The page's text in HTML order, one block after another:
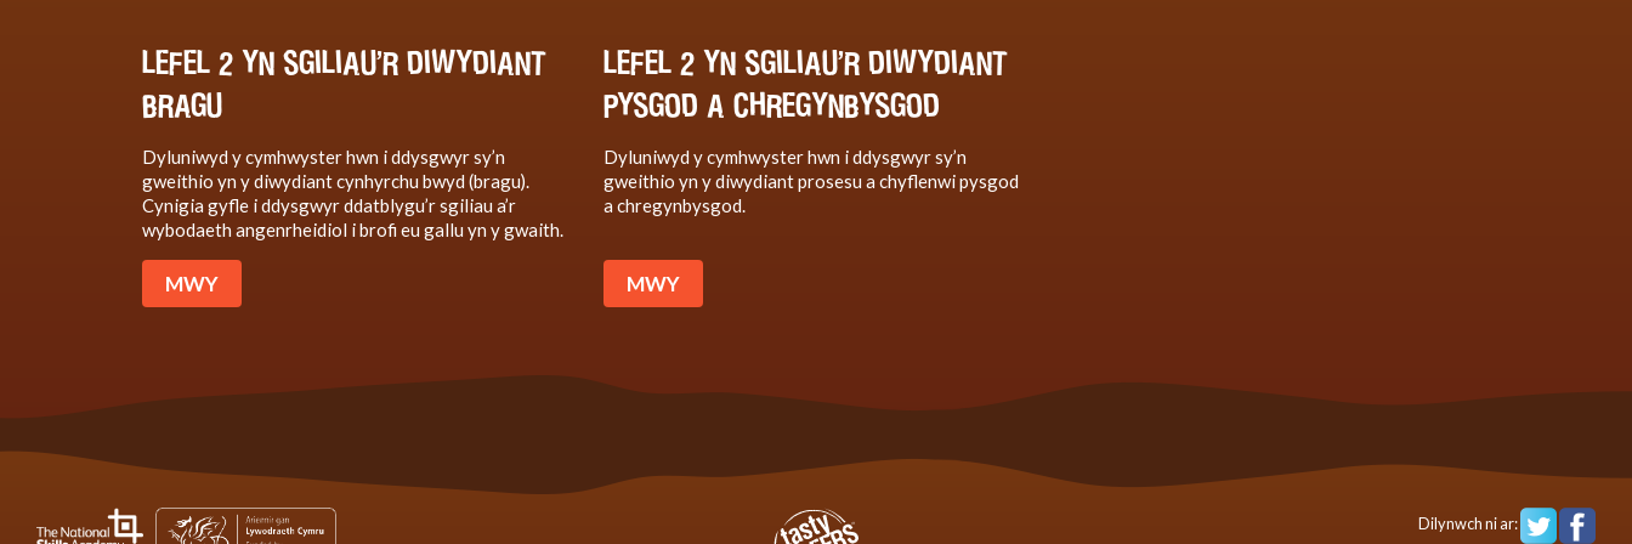
LEFEL 2 YN SGILIAU’R DIWYDIANT
BRAGU
Dyluniwyd y cymhwyster hwn i ddysgwyr sy’n
gweithio yn y diwydiant cynhyrchu bwyd (bragu).
Cynigia gyfle i ddysgwyr ddatblygu’r sgiliau a’r
wybodaeth angenrheidiol i brofi eu gallu yn y gwaith.
MWY
LEFEL 2 YN SGILIAU’R DIWYDIANT
PYSGOD A CHREGYNBYSGOD
Dyluniwyd y cymhwyster hwn i ddysgwyr sy’n
gweithio yn y diwydiant prosesu a chyflenwi pysgod
a chregynbysgod.
MWY
Dilynwch ni ar: